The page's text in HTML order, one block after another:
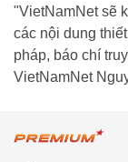
"VietNamNet sẽ
các nội dung
pháp, báo chí
VietNamNet